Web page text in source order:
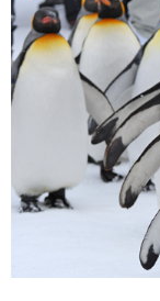
日 23
24
水 26